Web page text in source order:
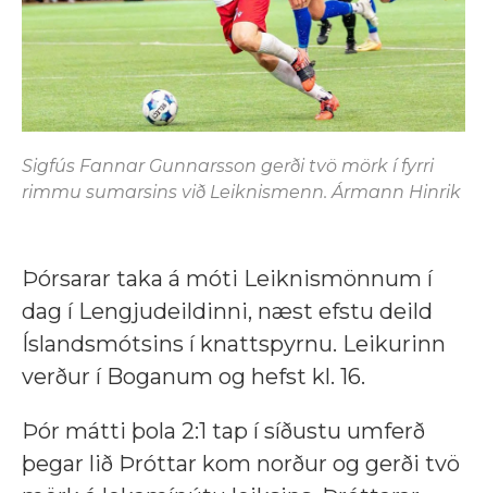
Sigfús Fannar Gunnarsson gerði tvö mörk í fyrri
rimmu sumarsins við Leiknismenn. Ármann Hinrik
Þórsarar taka á móti Leiknismönnum í
dag í Lengjudeildinni, næst efstu deild
Íslandsmótsins í knattspyrnu. Leikurinn
verður í Boganum og hefst kl. 16.
Þór mátti þola 2:1 tap í síðustu umferð
þegar lið Þróttar kom norður og gerði tvö